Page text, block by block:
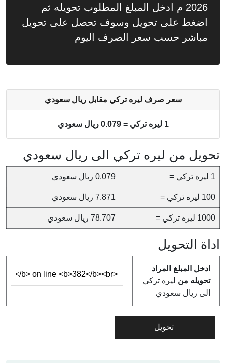
2026 م ادخل المبلغ المطلوب تحويله ثم
اضغط على تحويل وسوف تحصل على تحويل
مباشر حسب سعر الصرف اليوم
سعر صرف ليره تركي مقابل ريال سعودي
1 ليره تركي = 0.079 ريال سعودي
تحويل من ليره تركي الى ريال سعودي
1 ليره تركي = 0.079 ريال سعودي
100 ليره تركي = 7.871 ريال سعودي
1000 ليره تركي = 78.707 ريال سعودي
اداة التحويل
ادخل المبلغ المراد
تحويله من ليره تركي
الى ريال سعودي